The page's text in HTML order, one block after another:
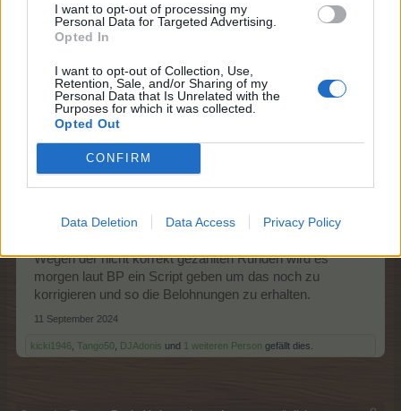
I want to opt-out of processing my
Personal Data for Targeted Advertising.
Opted In
I want to opt-out of Collection, Use,
Retention, Sale, and/or Sharing of my
Personal Data that Is Unrelated with the
Purposes for which it was collected.
Opted Out
CONFIRM
Data Deletion Data Access Privacy Policy
Euer FARMERAMA - Team
11 September 2024
DJAdonisundFrankenpowergefällt dies.
FarmersWeisheit
Board Administrator
werden nun wieder richtig gezählt.
Wegen der nicht korrekt gezählten Runden wird es
morgen laut BP ein Script geben um das noch zu
korrigieren und so die Belohnungen zu erhalten.
11 September 2024
kicki1946 Tango50 DJAdonis und 1 weiteren Person gefällt dies.